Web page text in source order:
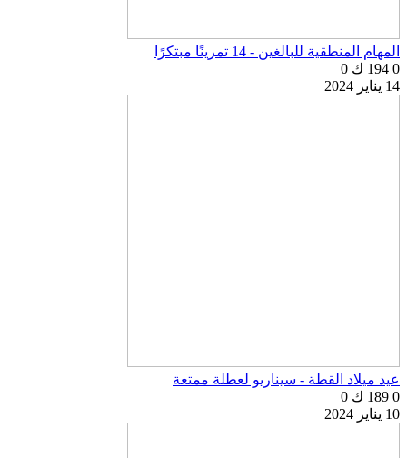
المهام المنطقية للبالغين - 14 تمرينًا مبتكرًا
0 194 ك
0
14 يناير 2024
عيد ميلاد القطة - سيناريو لعطلة ممتعة
0 189 ك
0
10 يناير 2024